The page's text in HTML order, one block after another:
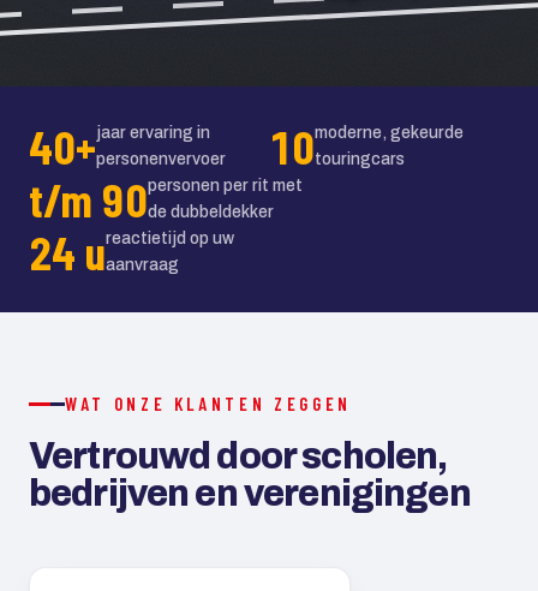
40+jaar ervaring in
personenvervoer
10moderne, gekeurde
touringcars
t/m 90personen per rit met
de dubbeldekker
24 ureactietijd op uw
aanvraag
WAT ONZE KLANTEN ZEGGEN
Vertrouwd door scholen,
bedrijven en verenigingen